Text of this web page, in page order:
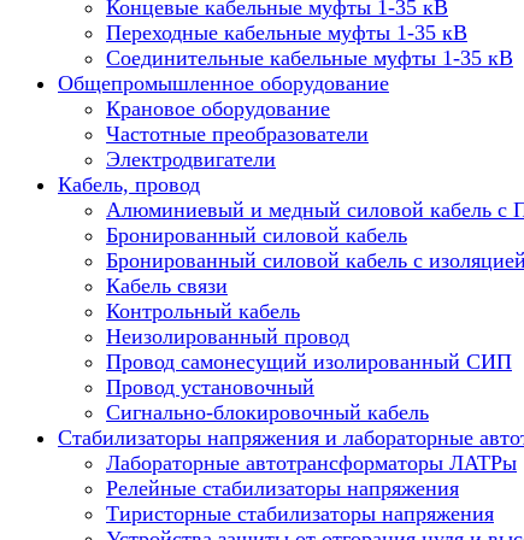
Концевые кабельные муфты 1-35 кВ
Переходные кабельные муфты 1-35 кВ
Соединительные кабельные муфты 1-35 кВ
Общепромышленное оборудование
Крановое оборудование
Частотные преобразователи
Электродвигатели
Кабель, провод
Алюминиевый и медный силовой кабель с
Бронированный силовой кабель
Бронированный силовой кабель с
Кабель связи
Контрольный кабель
Неизолированный провод
Провод самонесущий изолированный СИП
Провод установочный
Сигнально-блокировочный кабель
Стабилизаторы напряжения и лабораторные
Лабораторные автотрансформаторы ЛАТРы
Релейные стабилизаторы напряжения
Тиристорные стабилизаторы напряжения